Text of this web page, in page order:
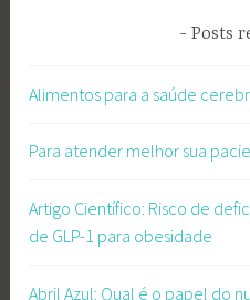
Posts
Alimentos para a saúde
Para atender melhor sua
Artigo Científico: Risco de
de GLP-1 para obesidade
Abril Azul: Qual é o papel do